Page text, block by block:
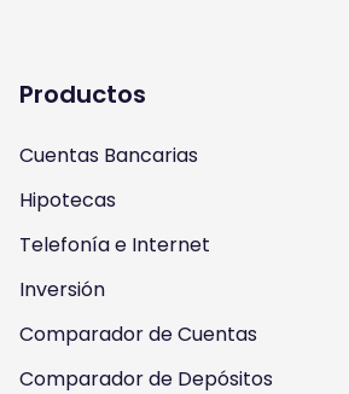
a
a
m
u
b
k
t
Productos
Cuentas Bancarias
Hipotecas
Telefonía e Internet
Inversión
Comparador de Cuentas
Comparador de Depósitos